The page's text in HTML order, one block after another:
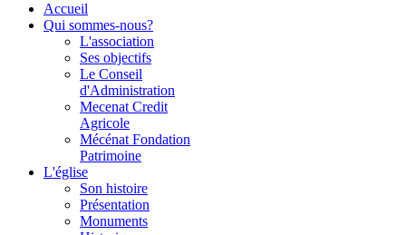
Accueil
Qui sommes-nous?
L'association
Ses objectifs
Le Conseil
d'Administration
Mecenat Credit
Agricole
Mécénat Fondation
Patrimoine
L'église
Son histoire
Présentation
Monuments